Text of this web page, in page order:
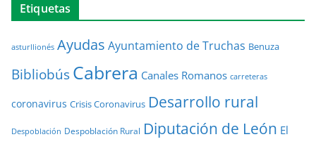
Etiquetas
asturllionés Ayudas Ayuntamiento de Truchas Benuza
BibliobúsCabrera Canales Romanos carreteras
coronavirus Crisis Coronavirus Desarrollo rural
Despoblación Despoblación Rural Diputación de León El